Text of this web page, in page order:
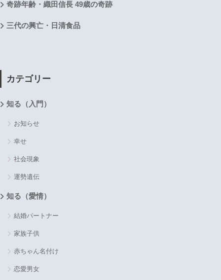
奇跡年齢・織田信長 49歳の奇跡
三代の興亡・日清食品
カテゴリー
知る（入門）
お知らせ
幸せ
社会現象
運勢遺伝
知る（愛情）
結婚パートナー
家族子供
赤ちゃん名付け
恋愛男女